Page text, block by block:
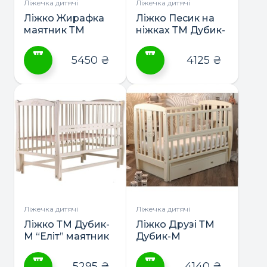
сторінці
товару
сторінці
товару
Ліжечка дитячі
Ліжко Жирафка
маятник ТМ
має
варіантів.
Параметри
можна
вибрати
сторінці
товару
5450 ₴
Ліжечка дитячі
Ліжко Песик на
ніжках ТМ Дубик-
товар
має
кілька
варіантів.
Параметри
можна
вибрати
сторінці
товару
4125 ₴
Ліжечка дитячі
Ліжко ТМ Дубик-
М “Еліт” маятник
Ліжечка дитячі
Ліжко Друзі ТМ
Дубик-М